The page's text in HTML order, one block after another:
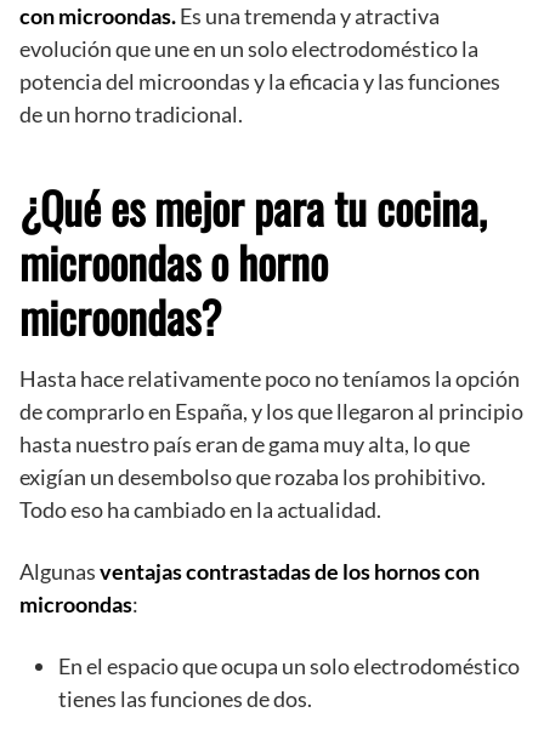
con microondas.Es una tremenda y atractiva
evolución que une en un solo electrodoméstico la
potencia del microondas y la eficacia y las funciones
de un horno tradicional.
¿Qué es mejor para tu cocina,
microondas o horno
microondas?
Hasta hace relativamente poco no teníamos la opción
de comprarlo en España, y los que llegaron al principio
hasta nuestro país eran de gama muy alta, lo que
exigían un desembolso que rozaba los prohibitivo.
Todo eso ha cambiado en la actualidad.
Algunasventajas contrastadas de los hornos con
microondas:
En el espacio que ocupa un solo electrodoméstico
tienes las funciones de dos.